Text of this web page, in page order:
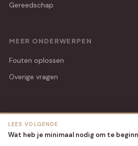
Gereedschap
MEER ONDERWERPEN
Fouten oplossen
Overige vragen
© 2026 Hip Handwerk
LEES VOLGENDE